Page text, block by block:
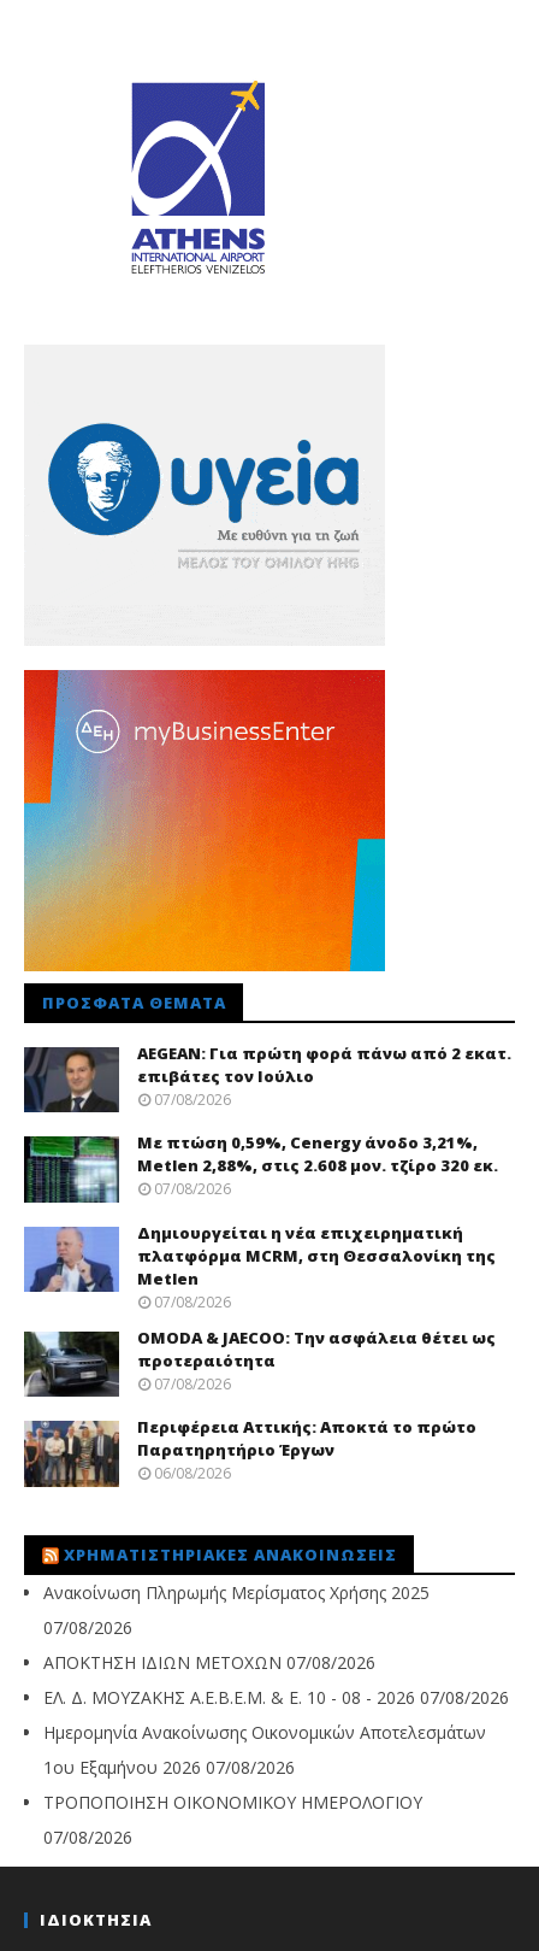
ΠΡΌΣΦΑΤΑ ΘΈΜΑΤΑ
AEGEAN: Για πρώτη φορά πάνω από 2 εκατ.
επιβάτες τον Ιούλιο
07/08/2026
Με πτώση 0,59%, Cenergy άνοδο 3,21%,
Metlen 2,88%, στις 2.608 μον. τζίρο 320 εκ.
07/08/2026
Δημιουργείται η νέα επιχειρηματική
πλατφόρμα MCRM, στη Θεσσαλονίκη της
Metlen
07/08/2026
OMODA & JAECOO: Την ασφάλεια θέτει ως
προτεραιότητα
07/08/2026
Περιφέρεια Αττικής: Αποκτά το πρώτο
Παρατηρητήριο Έργων
06/08/2026
ΧΡΗΜΑΤΙΣΤΗΡΙΑΚΈΣ ΑΝΑΚΟΙΝΏΣΕΙΣ
Ανακοίνωση Πληρωμής Μερίσματος Χρήσης 2025
07/08/2026
ΑΠΟΚΤΗΣΗ ΙΔΙΩΝ ΜΕΤΟΧΩΝ 07/08/2026
ΕΛ. Δ. ΜΟΥΖΑΚΗΣ Α.Ε.Β.Ε.Μ. & Ε. 10 - 08 - 2026 07/08/2026
Ημερομηνία Ανακοίνωσης Οικονομικών Αποτελεσμάτων
1ου Εξαμήνου 2026 07/08/2026
ΤΡΟΠΟΠΟΙΗΣΗ ΟΙΚΟΝΟΜΙΚΟΥ ΗΜΕΡΟΛΟΓΙΟΥ
07/08/2026
ΙΔΙΟΚΤΗΣΙΑ